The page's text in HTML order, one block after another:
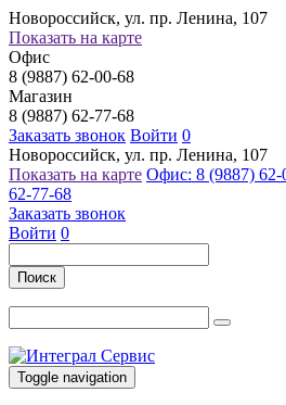
Новороссийск, ул. пр. Ленина, 107
Показать на карте
Офис
8 (9887) 62-00-68
Магазин
8 (9887) 62-77-68
Заказать звонок Войти 0
Новороссийск, ул. пр. Ленина, 107
Показать на карте Офис: 8 (9887) 62-
62-77-68
Заказать звонок
Войти 0
Поиск
Toggle navigation